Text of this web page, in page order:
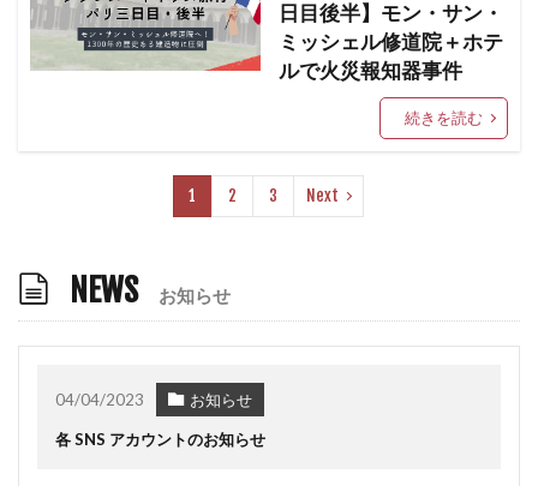
日目後半】モン・サン・
ミッシェル修道院＋ホテ
ルで火災報知器事件
続きを読む
1 2 3 Next
NEWS お知らせ
04/04/2023 お知らせ
各 SNS アカウントのお知らせ